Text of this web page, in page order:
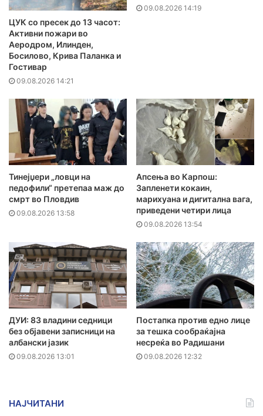
ЦУК со пресек до 13 часот:
Активни пожари во
Аеродром, Илинден,
Босилово, Крива Паланка и
Гостивар
09.08.2026 14:21
09.08.2026 14:19
Тинејџери „ловци на
педофили“ претепаа маж до
смрт во Пловдив
09.08.2026 13:58
Апсења во Карпош:
Запленети кокаин,
марихуана и дигитална вага,
приведени четири лица
09.08.2026 13:54
ДУИ: 83 владини седници
без објавени записници на
албански јазик
09.08.2026 13:01
Постапка против едно лице
за тешка сообраќајна
несреќа во Радишани
09.08.2026 12:32
НАЈЧИТАНИ